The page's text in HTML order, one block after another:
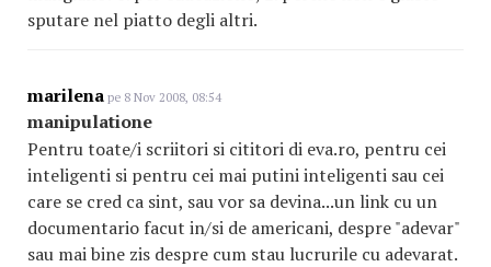
sputare nel piatto degli altri.
marilena pe 8 Nov 2008, 08:54
manipulatione
Pentru toate/i scriitori si cititori di eva.ro, pentru cei
inteligenti si pentru cei mai putini inteligenti sau cei
care se cred ca sint, sau vor sa devina...un link cu un
documentario facut in/si de americani, despre "adevar"
sau mai bine zis despre cum stau lucrurile cu adevarat.